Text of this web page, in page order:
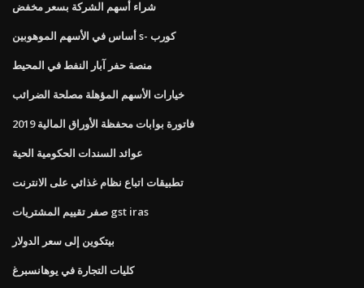
شراء أسهم الشركة بسعر مخفض
أساس في الأسهم الموهوبين s- كورب
منصة حفر آبار النفط في المحيط
خيارات الأسهم المؤهلة مصلحة الضرائب
فاتورة بوابات محفظة الأوراق المالية 2019
عوائد السندات الحكومية الحية
تطبيقات اتباع نظام غذائي على الانترنت
صفر تقييم المشتريات gst iras
بيتكوين إلى سعر الدولار
كليات التجارة في يوهانسبرغ